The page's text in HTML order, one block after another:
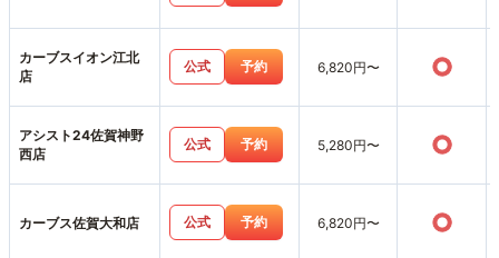
カーブスイオン江北
店
公式 予約 6,820円〜 ○
アシスト24佐賀神野
西店
公式 予約 5,280円〜 ○
カーブス佐賀大和店 公式 予約 6,820円〜 ○